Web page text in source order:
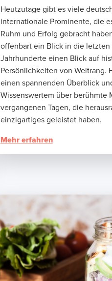
Heutzutage gibt es viele
internationale Prominente, die
Ruhm und Erfolg gebracht
offenbart ein Blick in die letzten
Jahrhunderte einen Blick auf
Persönlichkeiten von Weltrang.
einen spannenden Überblick
Wissenswertem über berühmte
vergangenen Tagen, die
einzigartiges geleistet haben.
Mehr erfahren